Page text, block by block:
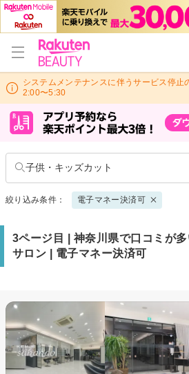
システムメンテナンスに伴うサービス停止
2:00〜5:30
子供・キッズカット
絞り込み条件： 電子マネー決済可
3ページ目 | 神奈川県で口コミが
サロン | 電子マネー決済可